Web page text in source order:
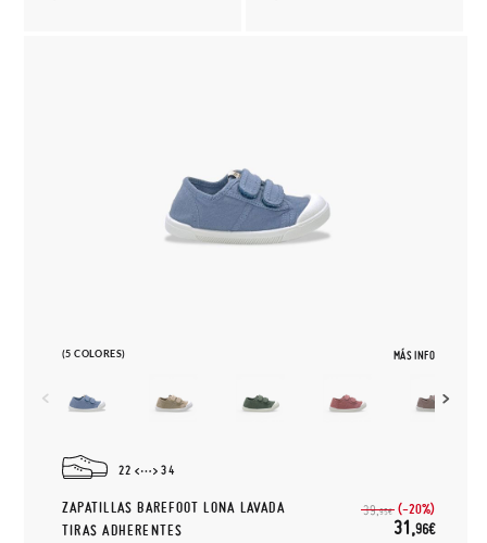
(5 COLORES) MÁS INFO
22 34
ZAPATILLAS BAREFOOT LONA LAVADA
TIRAS ADHERENTES
39,95€ (-20%)
31,96€